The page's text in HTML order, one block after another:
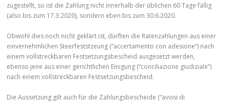
zugestellt, so ist die Zahlung nicht innerhalb der üblichen 60 Tage fällig
(also bis zum 17.3.2020), sondern eben bis zum 30.6.2020.
Obwohl dies noch nicht geklärt ist, dürften die Ratenzahlungen aus einer
einvernehmlichen Steerfeststzeung (“accertamento con adesione”) nach
einem vollstreckbaren Festsetzungsbescheid ausgesetzt werden,
ebenso jene aus einer gerichtlichen Einigung (“conciliazione giudiziale”)
nach einem vollstreckbaren Festsetzungsbescheid.
Die Aussetzung gilt auch für die Zahlungsbescheide (“avvisi di